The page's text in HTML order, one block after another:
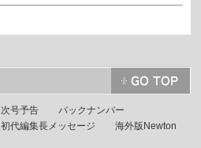
次号予告
バックナンバー
初代編集長メッセージ
海外版Newton